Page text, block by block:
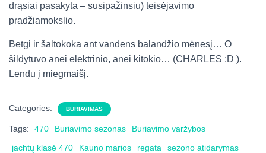
drąsiai pasakyta – susipažinsiu) teisėjavimo
pradžiamokslio.
Betgi ir šaltokoka ant vandens balandžio mėnesį… O
šildytuvo anei elektrinio, anei kitokio… (CHARLES :D ).
Lendu į miegmaišį.
Categories: BURIAVIMAS
Tags: 470 Buriavimo sezonas
Buriavimo varžybos
jachtų klasė 470
Kauno marios regata sezono atidarymas